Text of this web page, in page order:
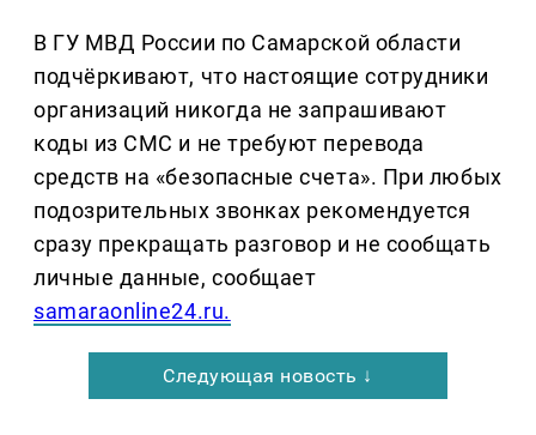
В ГУ МВД России по Самарской области
подчёркивают, что настоящие сотрудники
организаций никогда не запрашивают
коды из СМС и не требуют перевода
средств на «безопасные счета». При любых
подозрительных звонках рекомендуется
сразу прекращать разговор и не сообщать
личные данные, сообщает
samaraonline24.ru.
Следующая новость ↓